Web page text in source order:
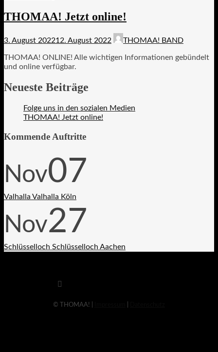
THOMAA! Jetzt online!
3. August 202212. August 2022 THOMAA! BAND
THOMAA! ONLINE! Alle wichtigen Informationen gebündelt
und online verfügbar.
Neueste Beiträge
Folge uns in den sozialen Medien
THOMAA! Jetzt online!
Kommende Auftritte
Nov07
Valhalla Valhalla Köln
Nov27
Schlüsselloch Schlüsselloch Aachen
© THOMAA! |